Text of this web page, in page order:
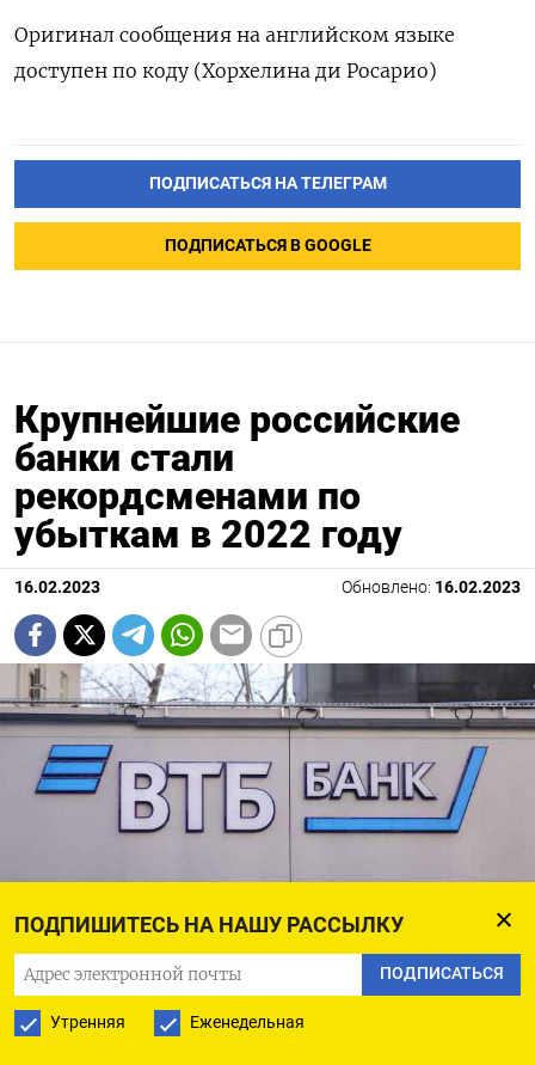
ПОДПИШИТЕСЬ НА НАШУ РАССЫЛКУ
ПОДПИСАТЬСЯ
Утренняя Еженедельная
Оригинал сообщения на английском языке
доступен по коду (Хорхелина ди Росарио)
ПОДПИСАТЬСЯ НА ТЕЛЕГРАМ
ПОДПИСАТЬСЯ В GOOGLE
Крупнейшие российские
банки стали
рекордсменами по
убыткам в 2022 году
16.02.2023 Обновлено: 16.02.2023
Софья Сандурская / Агентство «Москва»